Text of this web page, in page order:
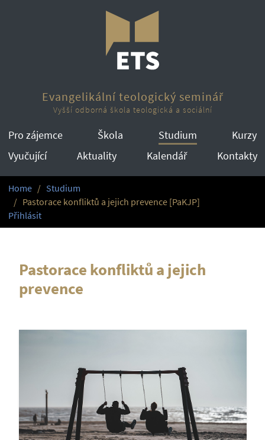
Evangelikální teologický seminář
Vyšší odborná škola teologická a sociální
Pro zájemce Škola Studium
Kurzy
Vyučující
Aktuality Kalendář Kontakty
Home
Studium
Pastorace konfliktů a jejich prevence [PaKJP]
Přihlásit
Pastorace konfliktů a jejich
prevence